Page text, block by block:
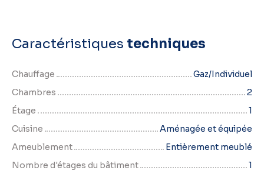
Caractéristiques techniques
Chauffage
Gaz/Individuel
Chambres
2
Étage
1
Cuisine
Aménagée et équipée
Ameublement
Entièrement meublé
Nombre d'étages du bâtiment
1